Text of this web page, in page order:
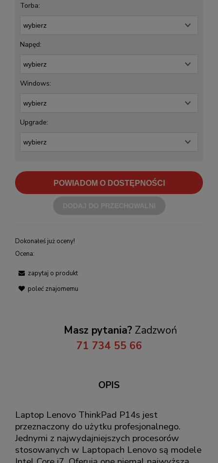
Torba:
Napęd:
Windows:
Upgrade:
POWIADOM O DOSTĘPNOŚCI
Dokonałeś już oceny!
Ocena:
zapytaj o produkt
poleć znajomemu
Masz pytania? Zadzwoń
71 734 55 66
OPIS
Laptop Lenovo ThinkPad P14s jest
przeznaczony do użytku profesjonalnego.
Jednymi z najwydajniejszych procesorów
stosowanych w Laptopach Lenovo są modele